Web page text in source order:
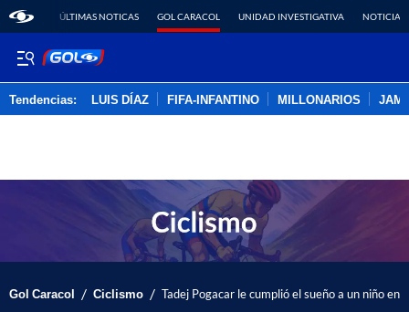
ÚLTIMAS NOTICAS GOL CARACOL UNIDAD INVESTIGATIVA NOTICIAS
Tendencias: LUIS DÍAZ FIFA-INFANTINO MILLONARIOS
Gol Caracol / Ciclismo / Tadej Pogacar le cumplió el sueño a un niño